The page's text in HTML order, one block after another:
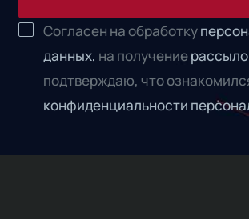
Согласен на обработку
данных, на получение
подтверждаю, что
конфиденциальности